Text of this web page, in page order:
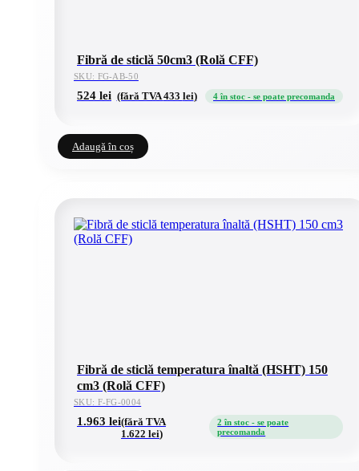
Fibră de sticlă 50cm3 (Rolă CFF)
SKU: FG-AB-50
524 lei (fără TVA433 lei) 4 în stoc - se poate precomanda
Adaugă în coș
Fibră de sticlă temperatura înaltă (HSHT) 150
cm3 (Rolă CFF)
SKU: F-FG-0004
1.963 lei(fără TVA
1.622 lei)
2 în stoc - se poate
precomanda